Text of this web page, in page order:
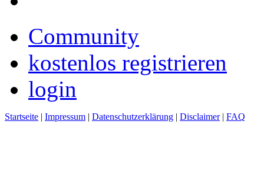
Community
kostenlos registrieren
login
Startseite | Impressum | Datenschutzerklärung | Disclaimer| FAQ